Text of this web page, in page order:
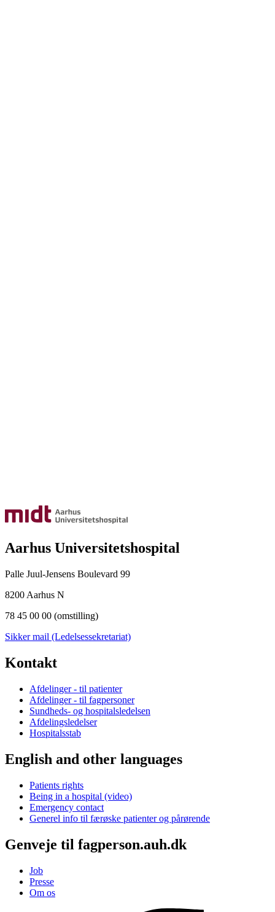
Aarhus Universitetshospital
Palle Juul-Jensens Boulevard 99
8200 Aarhus N
78 45 00 00 (omstilling)
Sikker mail (Ledelsessekretariat)
Kontakt
Afdelinger - til patienter
Afdelinger - til fagpersoner
Sundheds- og hospitalsledelsen
Afdelingsledelser
Hospitalsstab
English and other languages
Patients rights
Being in a hospital (video)
Emergency contact
Generel info til færøske patienter og pårørende
Genveje til fagperson.auh.dk
Job
Presse
Om os